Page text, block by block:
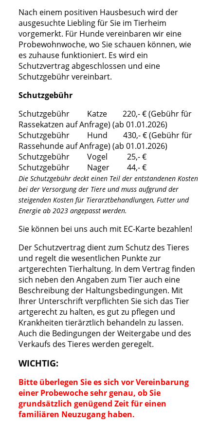
Nach einem positiven Hausbesuch wird der
ausgesuchte Liebling für Sie im Tierheim
vorgemerkt. Für Hunde vereinbaren wir eine
Probewohnwoche, wo Sie schauen können, wie
es zuhause funktioniert. Es wird ein
Schutzvertrag abgeschlossen und eine
Schutzgebühr vereinbart.
Schutzgebühr
Schutzgebühr Katze 220,- € (Gebühr für
Rassekatzen auf Anfrage) (ab 01.01.2026)
Schutzgebühr Hund 430,- € (Gebühr für
Rassehunde auf Anfrage) (ab 01.01.2026)
Schutzgebühr Vogel 25,- €
Schutzgebühr Nager 44,- €
Die Schutzgebühr deckt einen Teil der entstandenen Kosten
bei der Versorgung der Tiere und muss aufgrund der
steigenden Kosten für Tierarztbehandlungen, Futter und
Energie ab 2023 angepasst werden.
Sie können bei uns auch mit EC-Karte bezahlen!
Der Schutzvertrag dient zum Schutz des Tieres
und regelt die wesentlichen Punkte zur
artgerechten Tierhaltung. In dem Vertrag finden
sich neben den Angaben zum Tier auch eine
Beschreibung der Haltungsbedingungen. Mit
Ihrer Unterschrift verpflichten Sie sich das Tier
artgerecht zu halten, es gut zu pflegen und
Krankheiten tierärztlich behandeln zu lassen.
Auch die Bedingungen der Weitergabe und des
Verkaufs des Tieres werden geregelt.
WICHTIG:
Bitte überlegen Sie es sich vor Vereinbarung
einer Probewoche sehr genau, ob Sie
grundsätzlich genügend Zeit für einen
familiären Neuzugang haben.